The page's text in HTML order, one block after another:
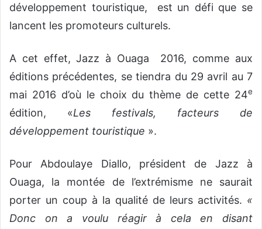
développement touristique, est un défi que se
lancent les promoteurs culturels.
A cet effet, Jazz à Ouaga 2016, comme aux
éditions précédentes, se tiendra du 29 avril au 7
mai 2016 d’où le choix du thème de cette 24e
édition, «Les festivals, facteurs de
développement touristique ».
Pour Abdoulaye Diallo, président de Jazz à
Ouaga, la montée de l’extrémisme ne saurait
porter un coup à la qualité de leurs activités. «
Donc on a voulu réagir à cela en disant